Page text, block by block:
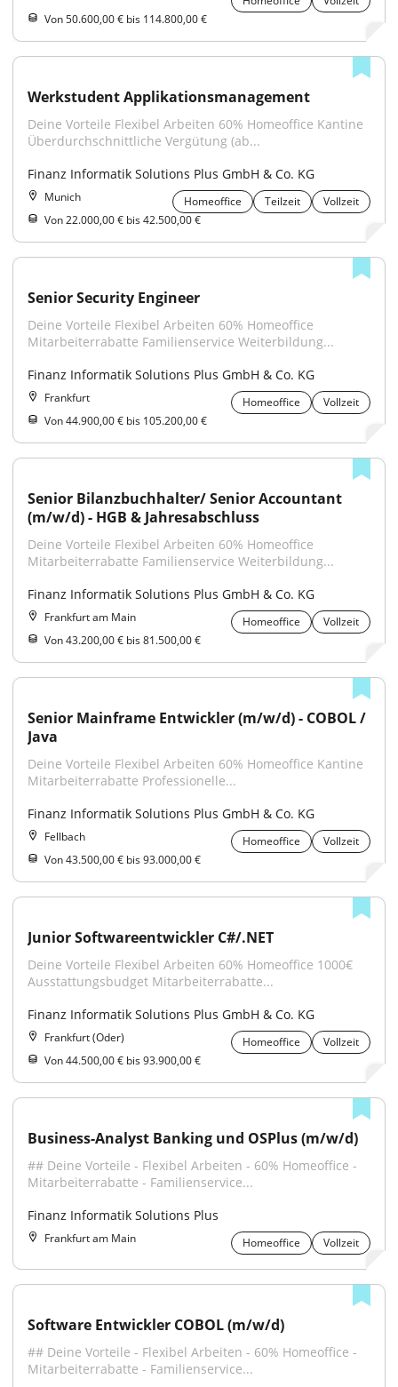
Von 50.600,00 € bis 114.800,00 €
Werkstudent Applikationsmanagement
Deine Vorteile Flexibel Arbeiten 60% Homeoffice Kantine
Überdurchschnittliche Vergütung (ab...
Finanz Informatik Solutions Plus GmbH & Co. KG
Munich Homeoffice Teilzeit
Vollzeit
Von 22.000,00 € bis 42.500,00 €
Senior Security Engineer
Deine Vorteile Flexibel Arbeiten 60% Homeoffice
Mitarbeiterrabatte Familienservice Weiterbildung...
Finanz Informatik Solutions Plus GmbH & Co. KG
Frankfurt Homeoffice
Vollzeit
Von 44.900,00 € bis 105.200,00 €
Senior Bilanzbuchhalter/ Senior Accountant
(m/w/d) - HGB & Jahresabschluss
Deine Vorteile Flexibel Arbeiten 60% Homeoffice
Mitarbeiterrabatte Familienservice Weiterbildung...
Finanz Informatik Solutions Plus GmbH & Co. KG
Frankfurt am Main Homeoffice
Vollzeit
Von 43.200,00 € bis 81.500,00 €
Senior Mainframe Entwickler (m/w/d) - COBOL /
Java
Deine Vorteile Flexibel Arbeiten 60% Homeoffice Kantine
Mitarbeiterrabatte Professionelle...
Finanz Informatik Solutions Plus GmbH & Co. KG
Fellbach Homeoffice
Vollzeit
Von 43.500,00 € bis 93.000,00 €
Junior Softwareentwickler C#/.NET
Deine Vorteile Flexibel Arbeiten 60% Homeoffice 1000€
Ausstattungsbudget Mitarbeiterrabatte...
Finanz Informatik Solutions Plus GmbH & Co. KG
Frankfurt (Oder) Homeoffice
Vollzeit
Von 44.500,00 € bis 93.900,00 €
Business-Analyst Banking und OSPlus (m/w/d)
## Deine Vorteile - Flexibel Arbeiten - 60% Homeoffice -
Mitarbeiterrabatte - Familienservice...
Finanz Informatik Solutions Plus
Frankfurt am Main Homeoffice Vollzeit
Software Entwickler COBOL (m/w/d)
## Deine Vorteile - Flexibel Arbeiten - 60% Homeoffice -
Mitarbeiterrabatte - Familienservice...